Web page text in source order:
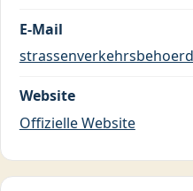
E-Mail
Website
Offizielle Website